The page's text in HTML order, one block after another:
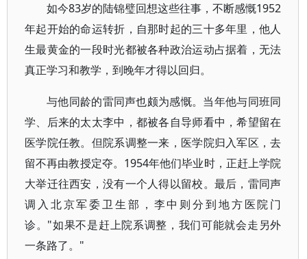
如今83岁的陆锦璧回想这些往事，不断感慨1952
年起开始的命运转折，自那时起的三十多年里，他人
生最黄金的一段时光都被各种政治运动占据着，无法
真正学习和教学，到晚年才得以回归。
与他同龄的雷同声也颇为感慨。当年他与同班同
学、后来的太太李中，都被各自导师看中，希望留在
医学院任教。但院系调整一来，医学院归入军区，去
留不再由教授定夺。1954年他们毕业时，正赶上学院
大举迁往西安，没有一个人得以留校。最后，雷同声
调入北京军委卫生部，李中则分到地方医院门
诊。"如果不是赶上院系调整，我们可能就会走另外
一条路了。"